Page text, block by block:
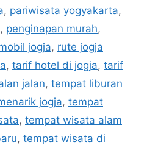
, pariwisata yogyakarta,
, penginapan murah,
jogja, rute jogja
, tarif hotel di jogja, tarif
jalan, tempat liburan
jogja, tempat
, tempat wisata alam
, tempat wisata di